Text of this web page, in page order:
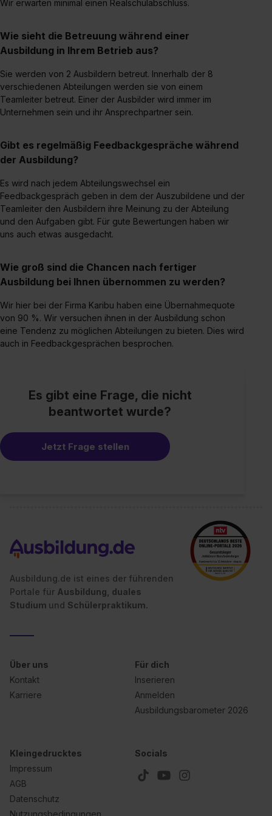
Auswahl über die Checkboxen und klick auf „Auswahl
erlauben“. Die Einwilligung zur Platzierung von Cookies
der Kategorien „Präferenzen“, „Statistiken“ und „Social
Media und Marketing“ umfasst hierbei die Einwilligung
zur Übermittlung deiner Daten in die USA (Art. 49 Abs. 1
S. 1 lit. a) DS-GVO). Die USA verfügen über kein
II). Du kannst die von dir erteilte Einwilligung jederzeit mit
Wirkung für die Zukunft ganz oder teilweise über unsere
Einstellungen“ widerrufen. Weitere Informationen zu den
einzelnen Cookies findest du durch Klick auf „Details
zeigen“. Weitere Informationen:Datenschutzerklärung
Impressum .
Wir erwarten minimal einen Realschulabschluss.
Wie sieht die Betreuung während einer
Ausbildung in Ihrem Betrieb aus?
Sie werden von 2 Ausbildern betreut. Innerhalb der 8
verschiedenen Abteilungen werden sie von einem
Teamleiter betreut. Einer der Ausbilder wird immer im
Unternehmen sein und ihr Ansprechpartner sein.
Gibt es regelmäßig Feedbackgespräche während
der Ausbildung?
Es wird nach jedem Abteilungswechsel ein
Feedbackgespräch geben in dem der Auszubildene und der
Teamleiter den Ausbildern ihre Meinung zu der Abteilung
und den Aufgaben gibt. Für gute Bewertungen haben wir
uns auch etwas ausgedacht.
Wie groß sind die Chancen nach fertiger
Ausbildung bei Ihnen übernommen zu werden?
Wir hier bei der Firma Karibu haben eine Übernahmequote
von 90 %. Wir versuchen ihnen in der Ausbildung schon
eine Tendenz zu möglichen Abteilungen zu bieten. Dies wird
auch in Feedbackgesprächen besprochen.
Es gibt eine Frage, die nicht
beantwortet wurde?
Jetzt Frage stellen
Ausbildung.de ist eines der führenden
Portale für Ausbildung, duales
Studium und Schülerpraktikum.
Über uns
Kontakt
Karriere
Für dich
Inserieren
Anmelden
Ausbildungsbarometer 2026
Kleingedrucktes
Impressum
AGB
Datenschutz
Nutzungsbedingungen
Socials